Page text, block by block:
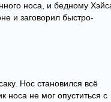
носа, и бедному
и заговорил быстро-
Нос становился всё
носа не мог опуститься с